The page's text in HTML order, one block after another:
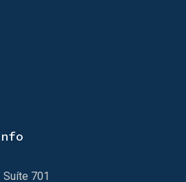
Suíte 701